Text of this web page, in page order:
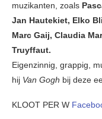
muzikanten, zoals
Jan Hautekiet, Elko
Marc Gaij, Claudia
Truyffaut.
Eigenzinnig, grappig,
hij Van Gogh bij deze
KLOOT PER W